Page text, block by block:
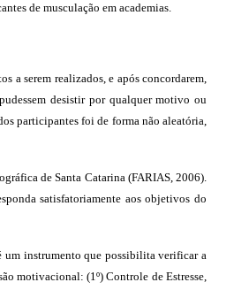
de musculação em academias.
a serem realizados, e após concordarem,
desistir por qualquer motivo ou
participantes foi de forma não aleatória,
de Santa Catarina (FARIAS, 2006).
satisfatoriamente aos objetivos do
instrumento que possibilita verificar a
motivacional: (1º) Controle de Estresse,